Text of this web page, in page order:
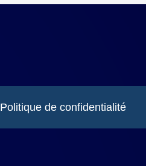
Politique de confidentialité